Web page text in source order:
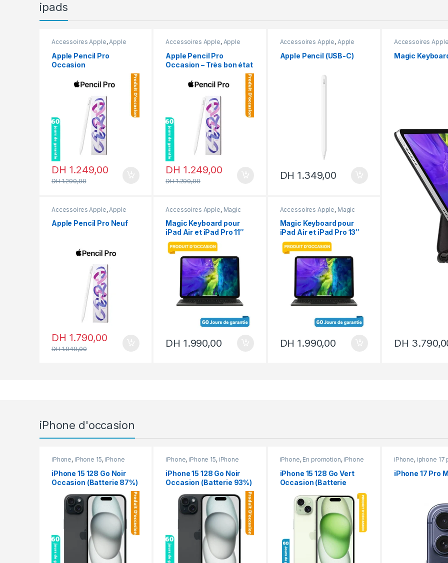
ipads
Accessoires Apple, Apple
En promotion
Apple Pencil Pro
Occasion
DH 1.249,00
DH1.290,00
Accessoires Apple, Apple
En promotion
Apple Pencil Pro
Occasion – Très bon état
DH 1.249,00
DH1.290,00
Accessoires Apple, Apple
Apple Pencil (USB-C)
DH 1.349,00
Accessoires Apple, Apple
Apple Pencil Pro Neuf
DH 1.790,00
DH1.949,00
Accessoires Apple, Magic
Magic Keyboard pour
iPad Air et iPad Pro 11″
Qwerty Occasion
DH 1.990,00
Accessoires Apple, Magic
Magic Keyboard pour
iPad Air et iPad Pro 13″
Qwerty Occasion
DH 1.990,00
Accessoires Apple
Magic
DH
iPhone d'occasion
iPhone, iPhone 15, iPhone
iPhone 15 128 Go Noir
Occasion (Batterie 87%)
iPhone, iPhone 15, iPhone
iPhone 15 128 Go Noir
Occasion (Batterie 93%)
iPhone, En promotion, iPhone
iPhone occasion
iPhone 15 128 Go Vert
Occasion (Batterie
iPhone, iphone 17
iPhone 17 Pro